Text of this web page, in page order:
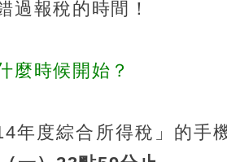
過報稅的時間！
麼時候開始？
年度綜合所得稅」的手